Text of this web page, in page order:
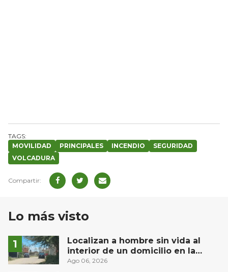
MOVILIDAD PRINCIPALES INCENDIO
SEGURIDAD
VOLCADURA
Lo más visto
Localizan a hombre sin vida al
interior de un domicilio en la
comunidad El Rodeo, San Juan del
Ago 06, 2026